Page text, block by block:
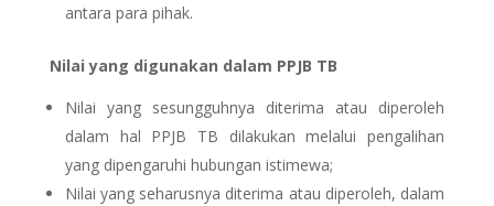
antara para pihak.
Nilai yang digunakan dalam PPJB TB
Nilai yang sesungguhnya diterima atau diperoleh
dalam hal PPJB TB dilakukan melalui pengalihan
yang dipengaruhi hubungan istimewa;
Nilai yang seharusnya diterima atau diperoleh, dalam